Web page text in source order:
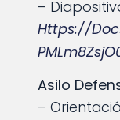
–
Https://
Asilo
–